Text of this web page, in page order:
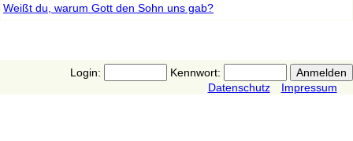
Weißt du, warum Gott den Sohn uns gab?
Login:
Kennwort:
Datenschutz
Impressum